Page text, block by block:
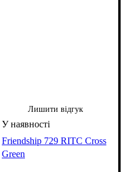
Лишити відгук
Friendship 729 RITC Cross
Green